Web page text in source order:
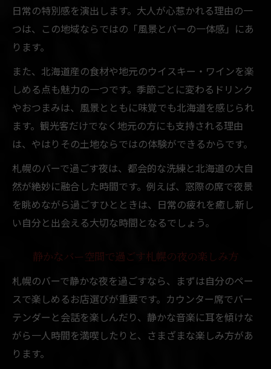
日常の特別感を演出します。大人が心惹かれる理由の一
つは、この地域ならではの「風景とバーの一体感」にあ
ります。
また、北海道産の食材や地元のウイスキー・ワインを楽
しめる点も魅力の一つです。季節ごとに変わるドリンク
やおつまみは、風景とともに味覚でも北海道を感じられ
ます。観光客だけでなく地元の方にも支持される理由
は、やはりその土地ならではの体験ができるからです。
札幌のバーで過ごす夜は、都会的な洗練と北海道の大自
然が絶妙に融合した時間です。例えば、窓際の席で夜景
を眺めながら過ごすひとときは、日常の疲れを癒し新し
い自分と出会える大切な時間となるでしょう。
静かなバー空間で過ごす札幌の夜の楽しみ方
札幌のバーで静かな夜を過ごすなら、まずは自分のペー
スで楽しめるお店選びが重要です。カウンター席でバー
テンダーと会話を楽しんだり、静かな音楽に耳を傾けな
がら一人時間を満喫したりと、さまざまな楽しみ方があ
ります。